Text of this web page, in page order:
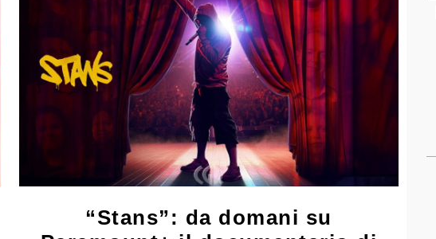
“Stans”: da domani su